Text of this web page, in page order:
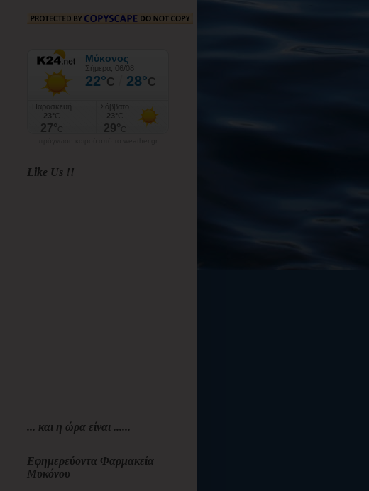
Like Us !!
... και η ώρα είναι ......
Εφημερεύοντα Φαρμακεία
Μυκόνου